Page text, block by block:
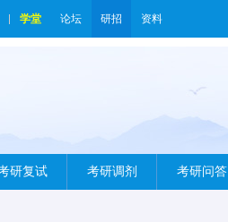
学堂 论坛 研招 资料
研复试 考研调剂 考研问答